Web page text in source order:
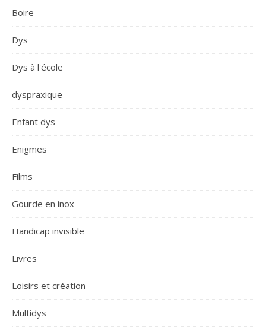
Boire
Dys
Dys à l'école
dyspraxique
Enfant dys
Enigmes
Films
Gourde en inox
Handicap invisible
Livres
Loisirs et création
Multidys